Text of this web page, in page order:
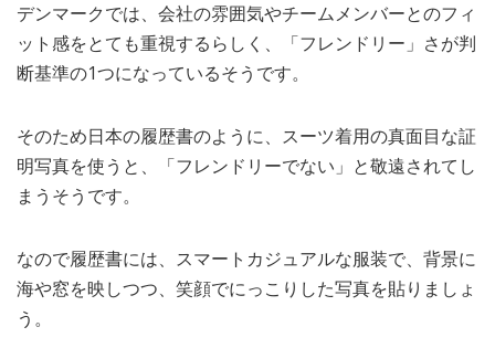
デンマークでは、会社の雰囲気やチームメンバーとのフィ
ット感をとても重視するらしく、「フレンドリー」さが判
断基準の1つになっているそうです。
そのため日本の履歴書のように、スーツ着用の真面目な証
明写真を使うと、「フレンドリーでない」と敬遠されてし
まうそうです。
なので履歴書には、スマートカジュアルな服装で、背景に
海や窓を映しつつ、笑顔でにっこりした写真を貼りましょ
う。